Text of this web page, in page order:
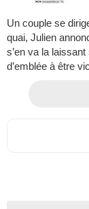
Un couple se
quai, Julien
s’en va la
d’emblée à être